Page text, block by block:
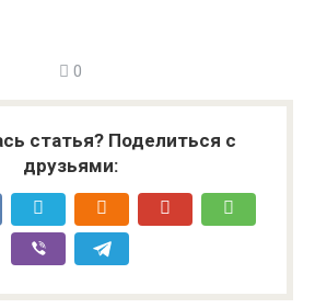
0
статья? Поделиться с
друзьями: